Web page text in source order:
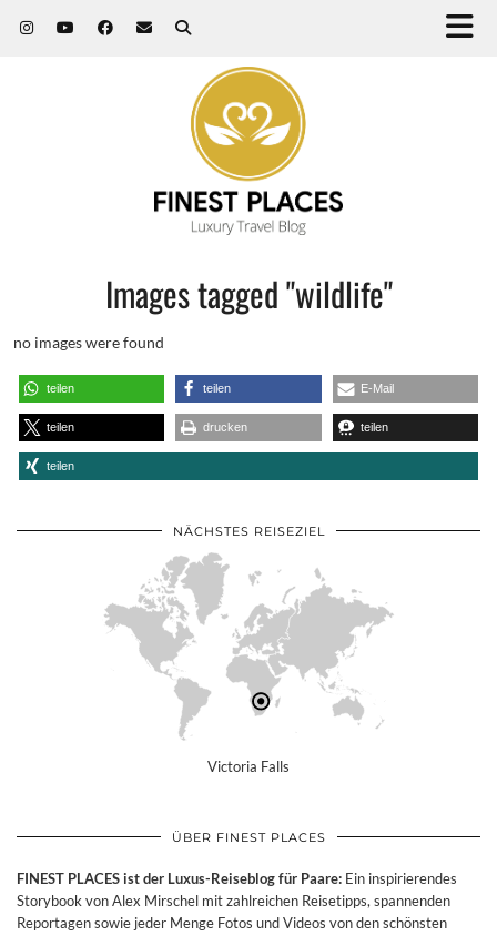
Images tagged "wildlife"
no images were found
teilen teilen E-Mail
teilen drucken teilen
teilen
NÄCHSTES REISEZIEL
Victoria Falls
ÜBER FINEST PLACES
FINEST PLACES ist der Luxus-Reiseblog für Paare: Ein inspirierendes
Storybook von Alex Mirschel mit zahlreichen Reisetipps, spannenden
Reportagen sowie jeder Menge Fotos und Videos von den schönsten